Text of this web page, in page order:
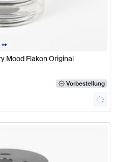
••
Mood Flakon Original
Vorbestellung